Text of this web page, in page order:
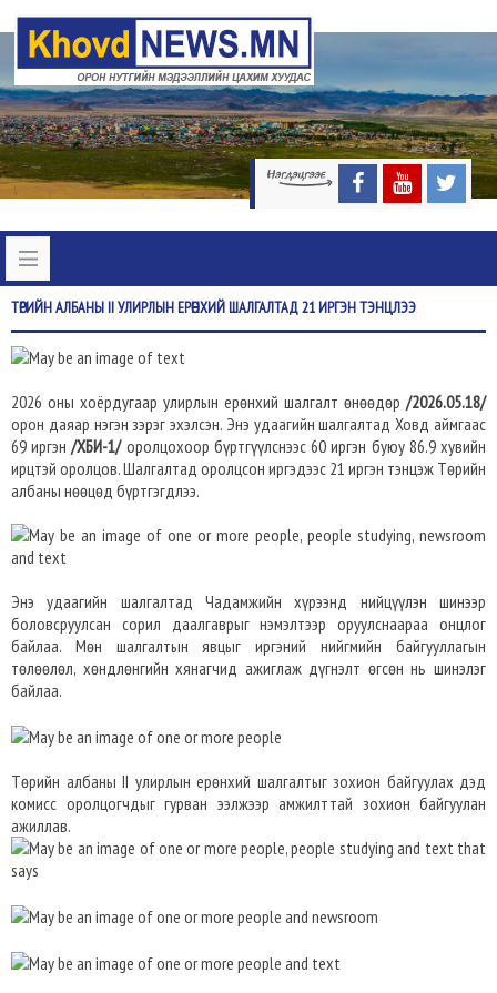
ТӨРИЙНАЛБАНЫ II УЛИРЛЫН ЕРӨНХИЙ ШАЛГАЛТАД 21 ИРГЭН ТЭНЦЛЭЭ
2026 оны хоёрдугаар улирлын ерөнхий шалгалт өнөөдөр /2026.05.18/
орон даяар нэгэн зэрэг эхэлсэн. Энэ удаагийн шалгалтад Ховд аймгаас
69 иргэн/ХБИ-1/оролцохоор бүртгүүлснээс 60 иргэн буюу 86.9 хувийн
ирцтэй оролцов. Шалгалтад оролцсон иргэдээс 21 иргэн тэнцэж Төрийн
албаны нөөцөд бүртгэгдлээ.
Энэ удаагийн шалгалтад Чадамжийн хүрээнд нийцүүлэн шинээр
боловсруулсан сорил даалгаврыг нэмэлтээр оруулснаараа онцлог
байлаа. Мөн шалгалтын явцыг иргэний нийгмийн байгууллагын
төлөөлөл, хөндлөнгийн хянагчид ажиглаж дүгнэлт өгсөн нь шинэлэг
байлаа.
Төрийн албаны II улирлын ерөнхий шалгалтыг зохион байгуулах дэд
комисс оролцогчдыг гурван ээлжээр амжилттай зохион байгуулан
ажиллав.